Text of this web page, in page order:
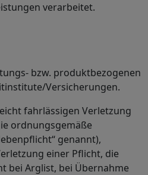
verarbeitet.
bzw. produktbezogenen
Versicherungen.
fahrlässigen Verletzung
ordnungsgemäße
genannt),
einer Pflicht, die
bei Arglist, bei Übernahme